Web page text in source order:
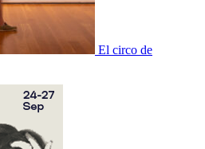
El circo de